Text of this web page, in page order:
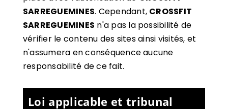
SARREGUEMINES. Cependant, CROSSFIT
SARREGUEMINES n'a pas la possibilité de
vérifier le contenu des sites ainsi visités, et
n'assumera en conséquence aucune
responsabilité de ce fait.
Loi applicable et tribunal